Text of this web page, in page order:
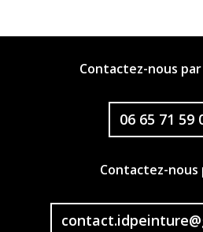
Contactez-nous
06 65 71 59
Contactez-nous